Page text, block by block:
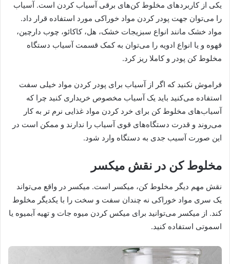
یکی از کاربرد‌های مخلوط کن‌های برقی آسیاب کردن است. آسیاب
را می‌توان جهت پودر کردن مواد خوراکی مورد استفاده قرار داد.
مواد خشک مانند انواع سبزیجات خشک، هل، کاکائو، چوب دارچین،
قهوه و یا انواع ادویه را می‌توان به کمک قسمت آسیاب دستگاه
مخلوط کن پودر و کاملا ریز کرد.
فراموش نکنید که اگر از آسیاب برای پودر کردن مواد خیلی سفت
استفاده می‌کنید باید یک آسیاب مخصوص خریداری کنید چرا که
آسیاب‌های مخلوط کن برای خرد کردن مواد غذایی نرم تر به کار
می‌روند و قدرت دستگاه‌های قوی آسیاب را ندارند و ممکن است در
این صورت آسیب جدی به دستگاه وارد شود.
مخلوط کن در نقش میکسر
نقش مهم دیگر مخلوط کن، میکسر است. میکسر در واقع می‌تواند
یک سری مواد خوراکی نه چندان سفت و سخت را با یکدیگر مخلوط
کند. از میکسر می‌توانید برای میکس کردن میوه جات و تهیه آبمیوه یا
اسموتی استفاده کنید.